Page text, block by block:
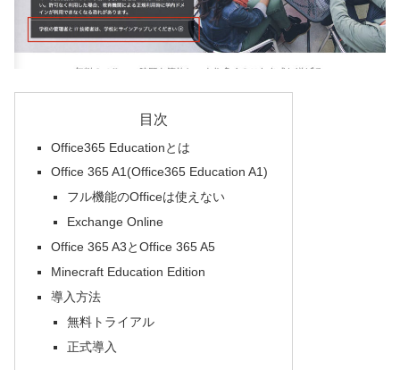
目次
Office365 Educationとは
Office 365 A1(Office365 Education A1)
フル機能のOfficeは使えない
Exchange Online
Office 365 A3とOffice 365 A5
Minecraft Education Edition
導入方法
無料トライアル
正式導入